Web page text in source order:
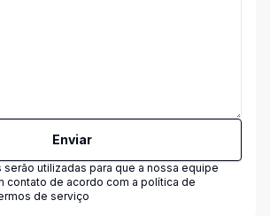
Enviar
utilizadas para que a nossa equipe
contato de acordo com a política de
de serviço